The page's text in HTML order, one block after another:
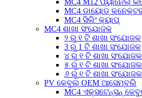
MC4 M12 ପ୍ୟାନେଲ୍
MC4 ଡାୟୋଡ୍
MC4 ସିଲିଂ କ୍ୟାପ୍
MC4 ଶାଖା ସଂଯୋଜକ
୨ ରୁ ୧ ଟି ଶାଖା ସଂଯୋଜକ
3 ରୁ 1 ଟି ଶାଖା ସଂଯୋଜକ
୪ ରୁ ୧ ଟି ଶାଖା ସଂଯୋଜକ
୫ ରୁ ୧ ଟି ଶାଖା ସଂଯୋଜକ
୬ ରୁ ୧ ଟି ଶାଖା ସଂଯୋଜକ
PV କେବୁଲ୍ OEM ଆସେମ୍ବଲି
MC4 ଏକ୍ସଟେନ୍ସନ୍